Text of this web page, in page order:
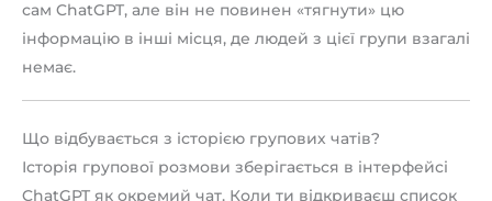
сам ChatGPT, але він не повинен «тягнути» цю
інформацію в інші місця, де людей з цієї групи взагалі
немає.
Що відбувається з історією групових чатів?
Історія групової розмови зберігається в інтерфейсі
ChatGPT як окремий чат. Коли ти відкриваєш список